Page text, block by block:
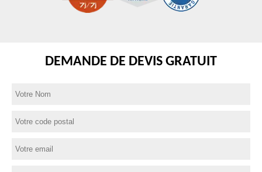
DEMANDE DE DEVIS GRATUIT